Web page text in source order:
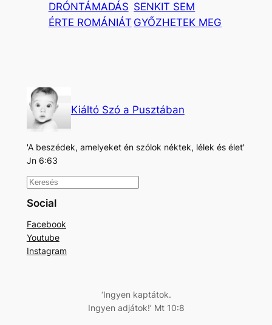
DRÓNTÁMADÁS
ÉRTE ROMÁNIÁT
SENKIT SEM
GYŐZHETEK MEG
Kiáltó Szó a Pusztában
'A beszédek, amelyeket én szólok néktek, lélek és élet'
Jn 6:63
K
e
e
s
Social
Facebook
Youtube
Instagram
‘Ingyen kaptátok.
Ingyen adjátok!’ Mt 10:8